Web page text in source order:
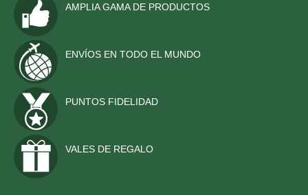
AMPLIA GAMA DE PRODUCTOS
ENVÍOS EN TODO EL MUNDO
PUNTOS FIDELIDAD
VALES DE REGALO